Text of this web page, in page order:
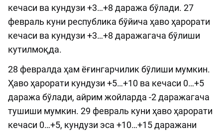
кечаси ва кундузи +3…+8 даража бўлади. 27
февраль куни республика бўйича ҳаво ҳарорати
кечаси ва кундузи +3…+8 даражагача бўлиши
кутилмоқда.
28 февралда ҳам ёғингарчилик бўлиши мумкин.
Ҳаво ҳарорати кундузи +5…+10 ва кечаси 0…+5
даража бўлади, айрим жойларда -2 даражагача
тушиши мумкин. 29 февраль куни ҳаво ҳарорати
кечаси 0…+5, кундузи эса +10…+15 даражани